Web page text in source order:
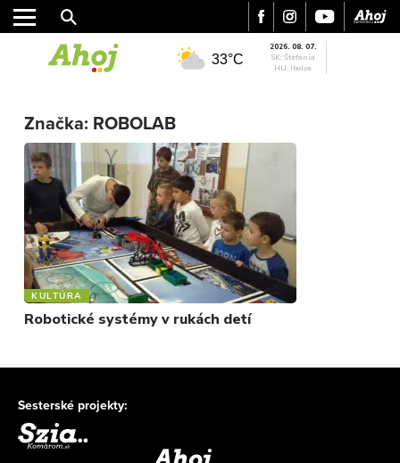
ŠPORT
KULTÚRA
FOTKY
VIDEO
MIX
33°C
2026. 08. 07.
SK: Štefánia
HU: Ibolya
Značka: ROBOLAB
KULTÚRA
Robotické systémy v rukách detí
Sesterské projekty: